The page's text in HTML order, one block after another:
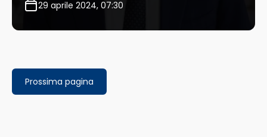
29 aprile 2024, 07:30
Prossima pagina